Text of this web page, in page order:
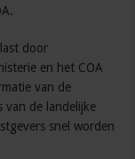
door
en het COA
van de
van de landelijke
snel worden